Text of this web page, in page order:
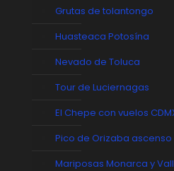
Grutas de tolantongo
Huasteaca Potosína
Nevado de Toluca
Tour de Luciernagas
El Chepe con vuelos
Pico de Orizaba ascenso
Mariposas Monarca y